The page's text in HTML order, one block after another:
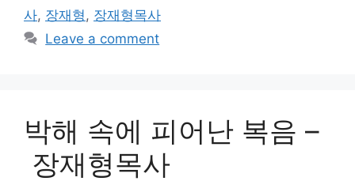
사, 장재형, 장재형목사
Leave a comment
박해 속에 피어난 복음 –
장재형목사